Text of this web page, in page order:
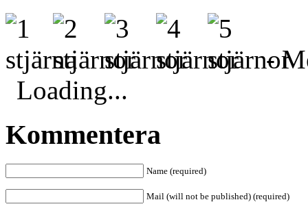
-
Loading...
Kommentera
Name (required)
Mail (will not be published) (required)